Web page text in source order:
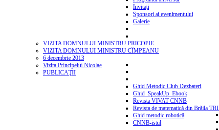
Invitaţi
Sponsori ai evenimentului
Galerie
VIZITA DOMNULUI MINISTRU PRICOPIE
VIZITA DOMNULUI MINISTRU CÎMPEANU
6 decembrie 2013
Vizita Principelui Nicolae
PUBLICAŢII
Ghid Metodic Club Dezbateri
Ghid_SpeakUp_Ebook
Revista VIVAT CNNB
Revista de matematică din Brăila
Ghid metodic robotică
CNNB-istul